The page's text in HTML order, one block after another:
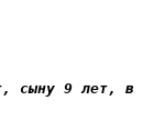
сыну 9 лет, в